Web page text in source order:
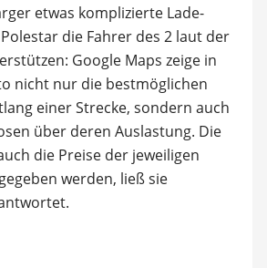
etwas komplizierte Lade-
die Fahrer des 2 laut der
Google Maps zeige in
nicht nur die bestmöglichen
einer Strecke, sondern auch
über deren Auslastung. Die
die Preise der jeweiligen
werden, ließ sie